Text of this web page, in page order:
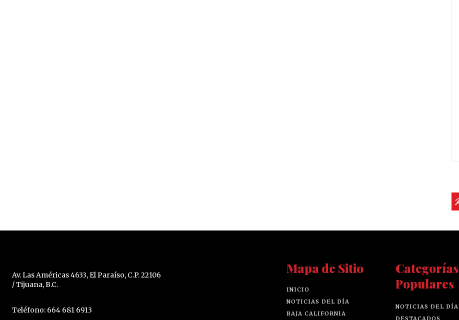
Av. Las Américas 4633, El Paraíso, C.P. 22106
/ Tijuana, B.C.
Teléfono: 664 681 6913
Mapa de Sitio
INICIO
NOTICIAS DEL DÍA
BAJA CALIFORNIA
Categorías
Populares
NOTICIAS DEL DÍA